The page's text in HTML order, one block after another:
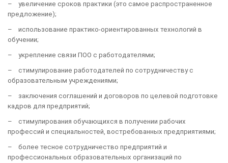
– увеличение сроков практики (это самое распространенное
предложение);
– использование практико-ориентированных технологий в
обучении;
– укрепление связи ПОО с работодателями;
– стимулирование работодателей по сотрудничеству с
образовательным учреждениями;
– заключения соглашений и договоров по целевой подготовке
кадров для предприятий;
– стимулирования обучающихся в получении рабочих
профессий и специальностей, востребованных предприятиями;
– более тесное сотрудничество предприятий и
профессиональных образовательных организаций по